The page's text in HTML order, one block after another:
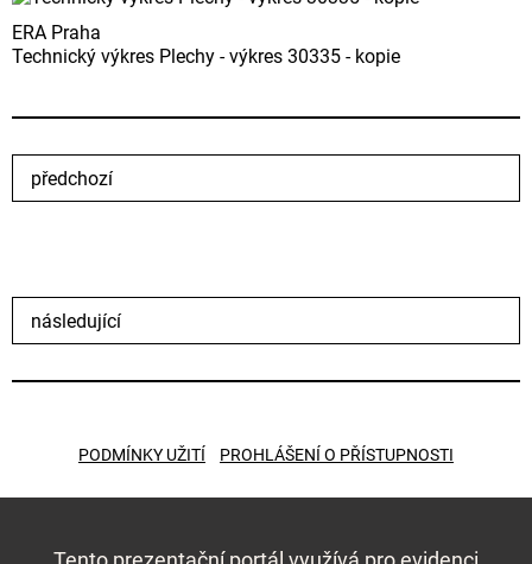
ERA Praha
Technický výkres Plechy - výkres 30335 - kopie
předchozí
následující
PODMÍNKY UŽITÍ PROHLÁŠENÍ O PŘÍSTUPNOSTI